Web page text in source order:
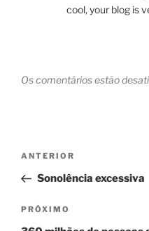
cool, your blog is
Os comentários estão
Navegação
Post
Post
anterior
ANTERIOR
Sonolência excessiva
Próximo
post
PRÓXIMO